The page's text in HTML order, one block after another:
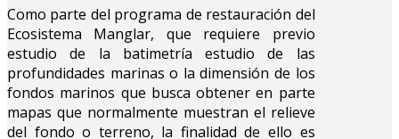
Como parte del programa de restauración del
Ecosistema Manglar, que requiere previo
estudio de la batimetría estudio de las
profundidades marinas o la dimensión de los
fondos marinos que busca obtener en parte
mapas que normalmente muestran el relieve
del fondo o terreno, la finalidad de ello es